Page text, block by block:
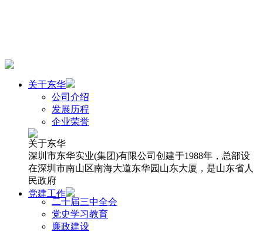
关于东华
公司介绍
发展历程
企业荣誉
关于东华
深圳市东华实业(集团)有限公司创建于1988年，总部设
在深圳市南山区南海大道东华园山东大厦，是山东省人
民政府
党建工作
二十届三中全会
党史学习教育
廉政建设